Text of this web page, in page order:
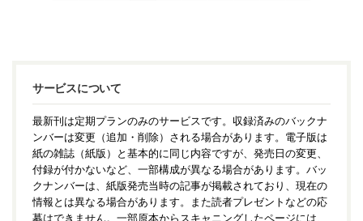
サービスについて
最新刊は定期プランのみのサービスです。収録済みのバックナ
ンバーは変更（追加・削除）される場合があります。電子版は
紙の雑誌（紙版）と基本的に同じ内容ですが、発売日の変更、
付録が付かないなど、一部構成が異なる場合があります。バッ
クナンバーは、紙版発売当時の記事が掲載されており、現在の
情報とは異なる場合があります。また読者プレゼントなどの応
募はできません。一部原本からスキャニングしたページには、